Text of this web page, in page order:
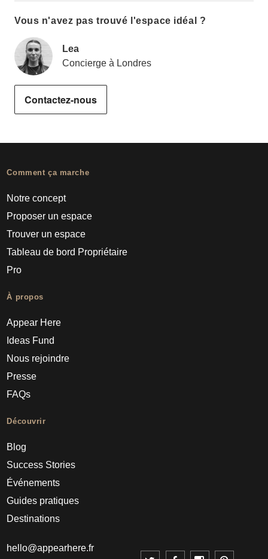
Vous n'avez pas trouvé l'espace idéal ?
Lea
Concierge à Londres
Contactez-nous
Comment ça marche
Notre concept
Proposer un espace
Trouver un espace
Tableau de bord Propriétaire
Pro
À propos
Appear Here
Ideas Fund
Nous rejoindre
Presse
FAQs
Découvrir
Blog
Success Stories
Événements
Guides pratiques
Destinations
hello@appearhere.fr